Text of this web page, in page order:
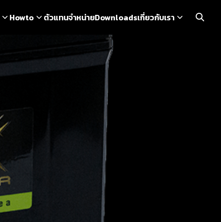
Howto ตัวแทนจำหน่ายDownloadsเกี่ยวกับเรา